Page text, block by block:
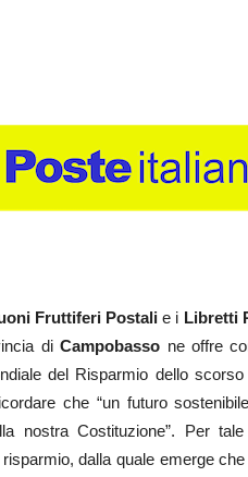
Fruttiferi Postali e i Libretti
diCampobasso ne offre
del Risparmio dello
che “un futuro
nostra Costituzione”. Per
dalla quale emerge